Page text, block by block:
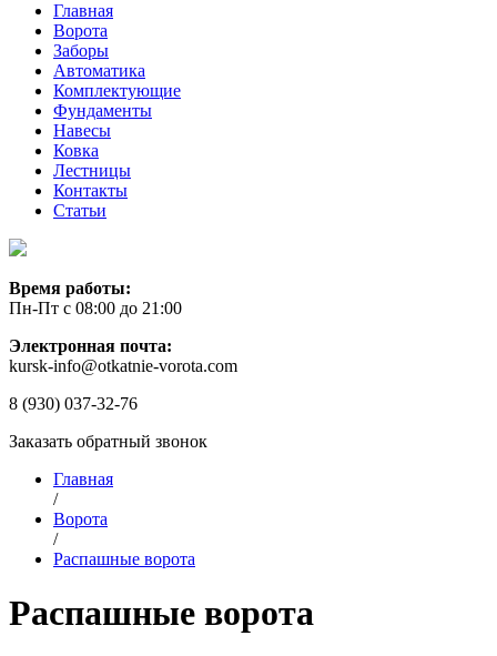
Главная
Ворота
Заборы
Автоматика
Комплектующие
Фундаменты
Навесы
Ковка
Лестницы
Контакты
Статьи
Время работы:
Пн-Пт с 08:00 до 21:00
Электронная почта:
kursk-info@otkatnie-vorota.com
8 (930) 037-32-76
Заказать обратный звонок
Главная
/
Ворота
/
Распашные ворота
Распашные ворота